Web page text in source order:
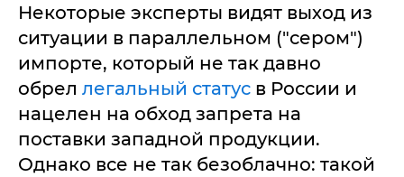
Некоторые эксперты видят выход из
ситуации в параллельном ("сером")
импорте, который не так давно
обрел легальный статус в России и
нацелен на обход запрета на
поставки западной продукции.
Однако все не так безоблачно: такой